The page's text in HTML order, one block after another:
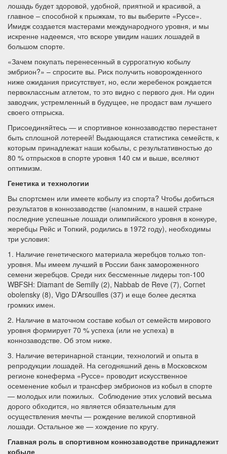
лошадь будет здоровой, удобной, приятной и красивой, а
главное – способной к прыжкам, то вы выберите «Руссе».
Имидж создается мастерами международного уровня, и мы
искренне надеемся, что вскоре увидим наших лошадей в
большом спорте.
«Зачем покупать перенесенный в суррогатную кобылу
эмбрион?» – спросите вы. Риск получить новорожденного
ниже ожидания присутствует, но, если жеребенок рождается
первоклассным атлетом, то это видно с первого дня. Ни один
заводчик, устремленный в будущее, не продаст вам лучшего
своего отпрыска.
Присоединяйтесь — и спортивное коннозаводство перестанет
быть сплошной лотереей! Выдающаяся статистика семейств, к
которым принадлежат наши кобылы, с результативностью до
80 % отпрысков в спорте уровня 140 см и выше, вселяют
оптимизм.
Генетика и технологии
Вы спортсмен или имеете кобылу из спорта? Чтобы добиться
результатов в коннозаводстве (напомним, в нашей стране
последние успешные лошади олимпийского уровня в конкуре,
жеребцы Рейс и Топкий, родились в 1972 году), необходимы
три условия:
1. Наличие генетического материала жеребцов только топ-
уровня. Мы имеем лучший в России банк замороженного
семени жеребцов. Среди них бессменные лидеры топ-100
WBFSH: Diamant de Semilly (2), Nabbab de Reve (7), Cornet
obolensky (8), Vigo D’Arsouilles (37) и еще более десятка
громких имен.
2. Наличие в маточном составе кобыл от семейств мирового
уровня формирует 70 % успеха (или не успеха) в
коннозаводстве. Об этом ниже.
3. Наличие ветеринарной станции, технологий и опыта в
репродукции лошадей. На сегодняшний день в Московском
регионе конеферма «Руссе» проводит искусственное
осеменение кобыл и трансфер эмбрионов из кобыл в спорте
— молодых или пожилых. Соблюдение этих условий весьма
дорого обходится, но является обязательным для
осуществления мечты — рождение великой спортивной
лошади. Остальное же — хождение по кругу.
Главная роль в спортивном коннозаводстве принадлежит
кобыле